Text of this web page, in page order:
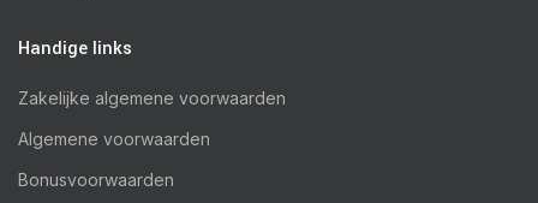
Handige links
Zakelijke algemene voorwaarden
Algemene voorwaarden
Bonusvoorwaarden